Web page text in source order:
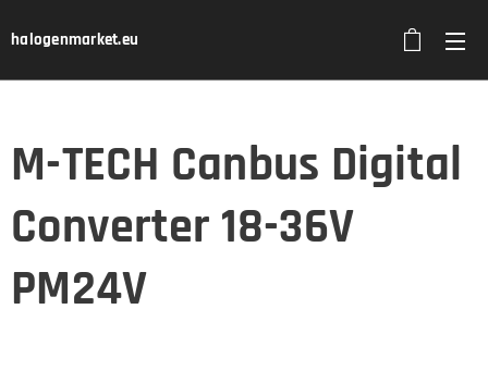
halogenmarket.eu
M-TECH Canbus Digital
Converter 18-36V
PM24V